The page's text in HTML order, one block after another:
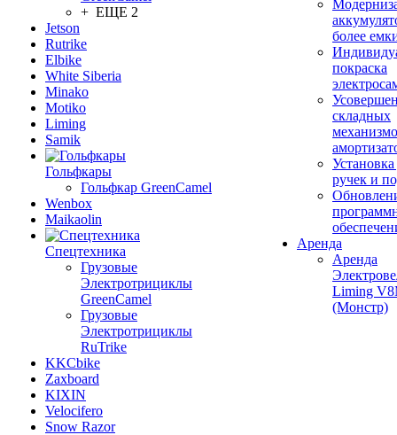
+ ЕЩЕ 2
Jetson
Rutrike
Elbike
White Siberia
Minako
Motiko
Liming
Samik
Гольфкары
Гольфкар GreenCamel
Wenbox
Maikaolin
Спецтехника
Грузовые
Электротрициклы
GreenCamel
Грузовые
Электротрициклы
RuTrike
KKCbike
Zaxboard
KIXIN
Velocifero
Snow Razor
более
покраска
складных
ручек и
Аренда
Аренда
Liming
(Монстр)